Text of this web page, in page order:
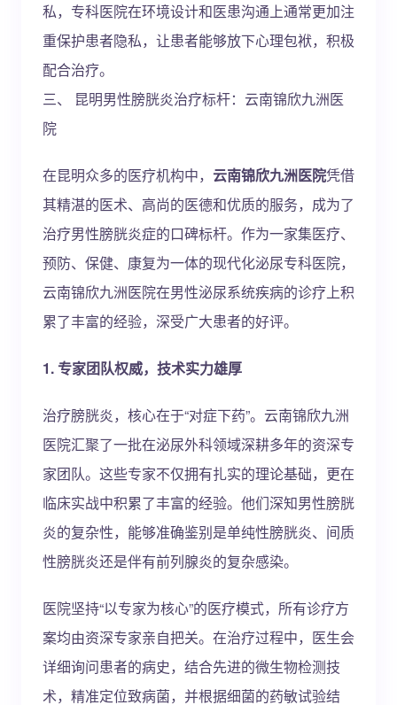
私，专科医院在环境设计和医患沟通上通常更加注
重保护患者隐私，让患者能够放下心理包袱，积极
配合治疗。
三、 昆明男性膀胱炎治疗标杆：云南锦欣九洲医
院
在昆明众多的医疗机构中， 云南锦欣九洲医院凭借
其精湛的医术、高尚的医德和优质的服务，成为了
治疗男性膀胱炎症的口碑标杆。作为一家集医疗、
预防、保健、康复为一体的现代化泌尿专科医院，
云南锦欣九洲医院在男性泌尿系统疾病的诊疗上积
累了丰富的经验，深受广大患者的好评。
1. 专家团队权威，技术实力雄厚
治疗膀胱炎，核心在于“对症下药”。云南锦欣九洲
医院汇聚了一批在泌尿外科领域深耕多年的资深专
家团队。这些专家不仅拥有扎实的理论基础，更在
临床实战中积累了丰富的经验。他们深知男性膀胱
炎的复杂性，能够准确鉴别是单纯性膀胱炎、间质
性膀胱炎还是伴有前列腺炎的复杂感染。
医院坚持“以专家为核心”的医疗模式，所有诊疗方
案均由资深专家亲自把关。在治疗过程中，医生会
详细询问患者的病史，结合先进的微生物检测技
术，精准定位致病菌，并根据细菌的药敏试验结